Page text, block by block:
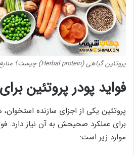
پروتئین گیاهی (Herbal protein) چیست؟ منابع پروتئین گیاهی
فواید پودر پروتئین
پروتئین یکی از اجزای سازنده
برای عملکرد صحیحش به آن نیاز دارد.
موارد زیر است: